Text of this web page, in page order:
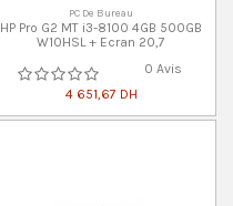
PC De Bureau
HP Pro G2 MT i3-8100 4GB 500GB
W10HSL + Ecran 20,7
0 Avis
4 651,67 DH